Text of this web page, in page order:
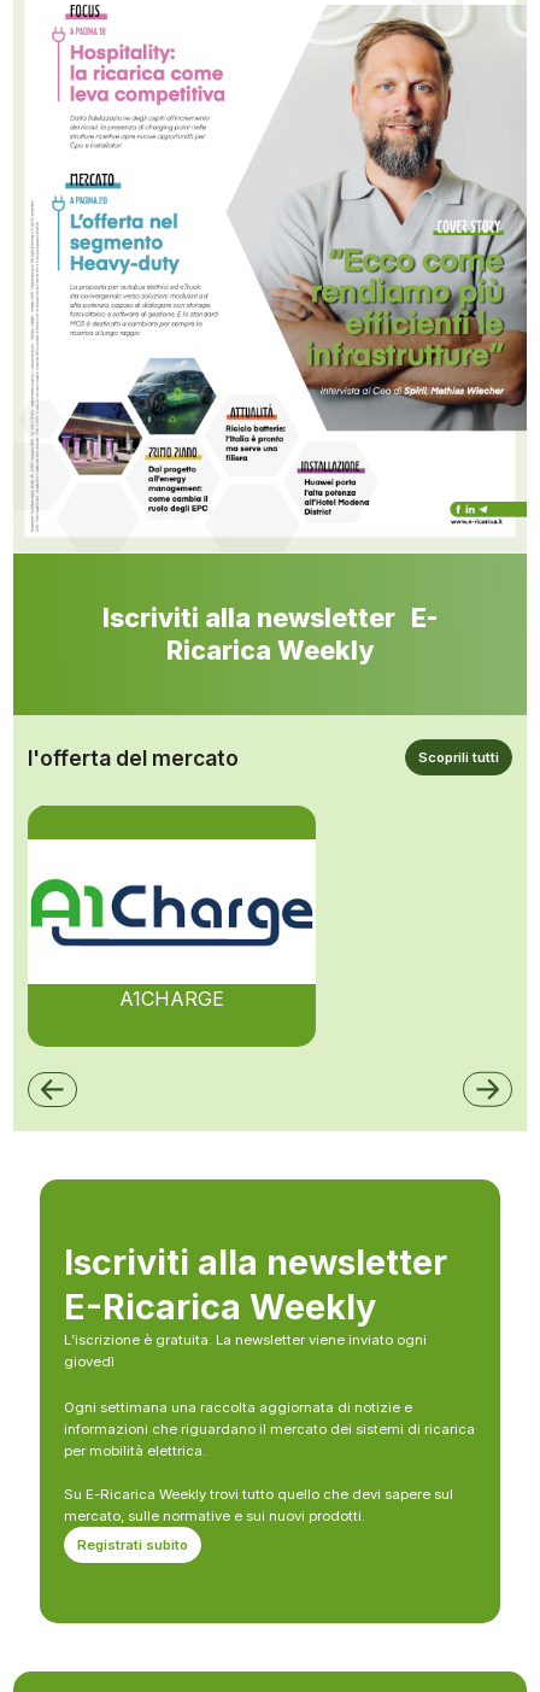
Iscriviti alla newsletter E-
Ricarica Weekly
l'offerta del mercato Scoprili tutti
A1CHARGE
Iscriviti alla newsletter
E-Ricarica Weekly
L’iscrizione è gratuita. La newsletter viene inviato ogni
giovedì
Ogni settimana una raccolta aggiornata di notizie e
informazioni che riguardano il mercato dei sistemi di ricarica
per mobilità elettrica.
Su E-Ricarica Weekly trovi tutto quello che devi sapere sul
mercato, sulle normative e sui nuovi prodotti.
Registrati subito